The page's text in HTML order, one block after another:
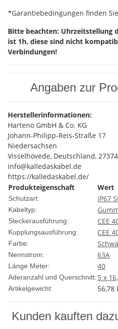
*Garantiebedingungen finden Sie
Bitte beachten: Uhrzeitstellung
ist 1h, diese sind nicht
Verbindungen!
Angaben zur
Herstellerinformationen:
Harteno GmbH & Co. KG
Johann-Philipp-Reis-Straße 17
Niedersachsen
Visselhövede, Deutschland, 27374
info@kalledaskabel.de
https://kalledaskabel.de/
Produkteigenschaft
Wert
Schutzart: IP67
Kabeltyp:
Steckerausführung: CEE
Kupplungsausführung: CEE
Farbe:
Nennstrom: 63A
Länge Meter: 40
Aderanzahl und Querschnitt: 5 x
Artikelgewicht: 56,78
Kunden kauften